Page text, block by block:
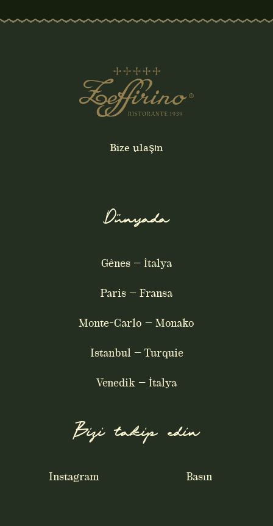
Bize ulaşın
Dünyada
Gênes – İtalya
Paris – Fransa
Monte-Carlo – Monako
Istanbul – Turquie
Venedik – İtalya
Bizi takip edin
Instagram Basın